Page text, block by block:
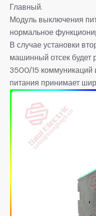
Главный.
Модуль выключения
нормальное
В случае установки
машинный отсек будет
3500/15 коммуникаций
питания принимает